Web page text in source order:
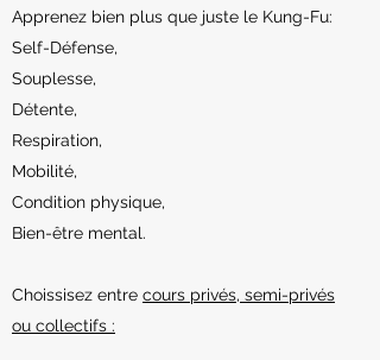
Apprenez bien plus que juste le Kung-Fu:
Self-Défense,
Souplesse,
Détente,
Respiration,
Mobilité,
Condition physique,
Bien-être mental.
Choissisez entre cours privés, semi-privés
ou collectifs :